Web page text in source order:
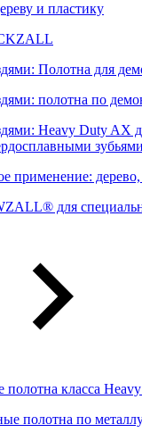
и пластику
Полотна для
полотна по
Heavy Duty AX
зубьями
применение:
для
класса
полотна по